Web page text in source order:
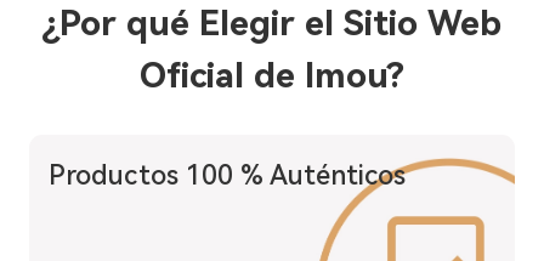
¿Por qué Elegir el Sitio Web
Oficial de Imou?
Productos 100 % Auténticos